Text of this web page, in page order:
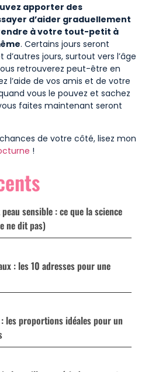
apporter des
d’aider graduellement
à votre tout-petit à
. Certains jours seront
jours, surtout vers l’âge
retrouverez peut-être en
l’aide de vos amis et de votre
vous le pouvez et sachez
faites maintenant seront
de votre côté, lisez mon
!
sensible : ce que la science
ne dit pas)
: les 10 adresses pour une
les proportions idéales pour un